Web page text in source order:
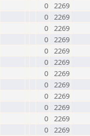
0 2269
0 2269
0 2269
0 2269
0 2269
0 2269
0 2269
0 2269
0 2269
0 2269
0 2269
0 2269